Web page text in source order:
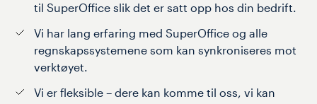
til SuperOffice slik det er satt opp hos din bedrift.
Vi har lang erfaring med SuperOffice og alle
regnskapssystemene som kan synkroniseres mot
verktøyet.
Vi er fleksible – dere kan komme til oss, vi kan